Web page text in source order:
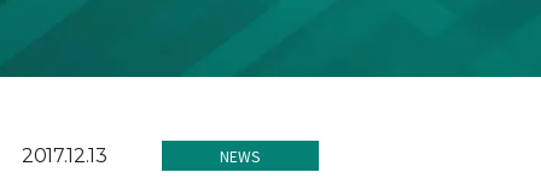
2017.12.13 NEWS